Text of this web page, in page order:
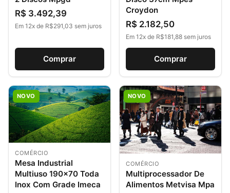
R$ 3.492,39
Em 12x de R$291,03 sem juros
Comprar
Croydon
R$ 2.182,50
Em 12x de R$181,88 sem juros
Comprar
NOVO
COMÉRCIO
Mesa Industrial
Multiuso 190×70 Toda
Inox Com Grade Imeca
NOVO
COMÉRCIO
Multiprocessador De
Alimentos Metvisa Mpa